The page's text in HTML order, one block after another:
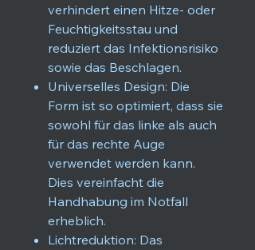
verhindert einen Hitze- oder
Feuchtigkeitsstau und
reduziert das Infektionsrisiko
sowie das Beschlagen.
Universelles Design: Die
Form ist so optimiert, dass sie
sowohl für das linke als auch
für das rechte Auge
verwendet werden kann.
Dies vereinfacht die
Handhabung im Notfall
erheblich.
Lichtreduktion: Das